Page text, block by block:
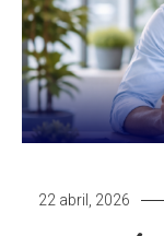
22 abril, 2026